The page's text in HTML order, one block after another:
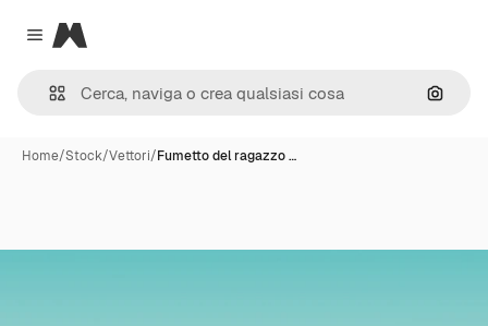
Close menu
Magnific
Cerca
Home/Stock/Vettori/Fumetto del ragazzo …